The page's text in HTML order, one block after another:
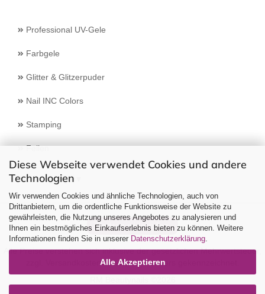
Diese Webseite verwendet Cookies und andere
Technologien
Wir verwenden Cookies und ähnliche Technologien, auch von
Drittanbietern, um die ordentliche Funktionsweise der Website zu
gewährleisten, die Nutzung unseres Angebotes zu analysieren und
Ihnen ein bestmögliches Einkaufserlebnis bieten zu können. Weitere
Informationen finden Sie in unserer Datenschutzerklärung
Alle Akzeptieren
Professional UV-Gele
Farbgele
Glitter & Glitzerpuder
Nail INC Colors
Stamping
Feilen
Select Language
Vertrag widerrufen
Alle Preise verstehen sich inklusive der gesetzlichen Mehrwertsteuer,
Versandkostensoweit nicht anders gekennzeichnet.